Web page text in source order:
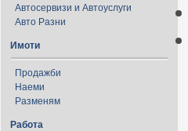
Автосервизи и Автоуслуги
Авто Разни
Имоти
Продажби
Наеми
Разменям
Работа